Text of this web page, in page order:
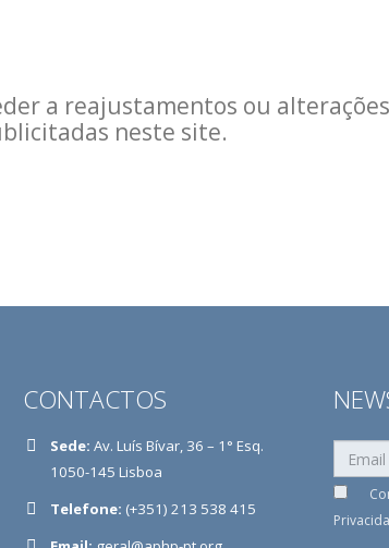
a reajustamentos ou
neste site.
CONTACTOS
Sede: Av. Luís Bívar, 36 – 1° Esq.
1050-145 Lisboa
Telefone: (+351) 213 538 415